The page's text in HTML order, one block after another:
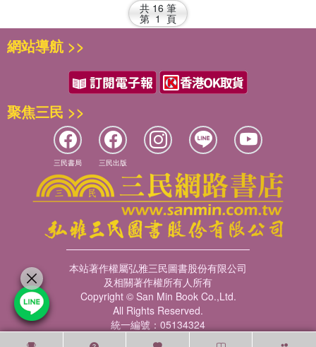
共 16 筆
第 1 頁
網站導航 >>
聚焦三民 >>
三民書局 三民出版
本站著作權屬弘雅三民圖書股份有限公司
及相關著作權所有人所有
Copyright © San Min Book Co.,Ltd.
All Rights Reserved.
統一編號：05134324